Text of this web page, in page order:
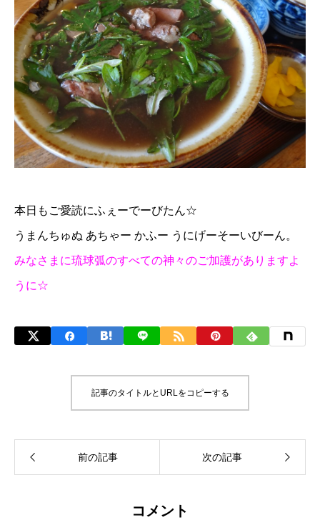
本日もご愛読にふぇーでーびたん☆
うまんちゅぬ あちゃー かふー うにげーそーいびーん。
みなさまに琉球弧のすべての神々のご加護がありますよ
うに☆
記事のタイトルとURLをコピーする
コメント